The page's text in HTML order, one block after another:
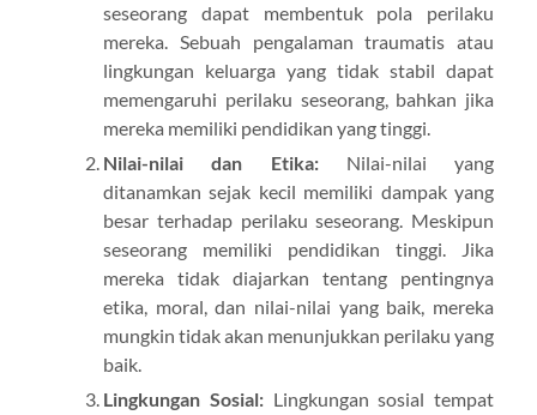
seseorang dapat membentuk pola perilaku
mereka. Sebuah pengalaman traumatis atau
lingkungan keluarga yang tidak stabil dapat
memengaruhi perilaku seseorang, bahkan jika
mereka memiliki pendidikan yang tinggi.
Nilai-nilai dan Etika:Nilai-nilai yang
ditanamkan sejak kecil memiliki dampak yang
besar terhadap perilaku seseorang. Meskipun
seseorang memiliki pendidikan tinggi. Jika
mereka tidak diajarkan tentang pentingnya
etika, moral, dan nilai-nilai yang baik, mereka
mungkin tidak akan menunjukkan perilaku yang
baik.
Lingkungan Sosial:Lingkungan sosial tempat